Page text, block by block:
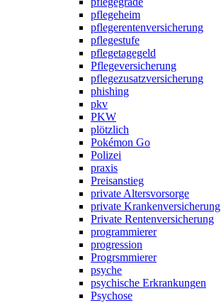
pflegeheim
pflegerentenversicherung
pflegestufe
pflegetagegeld
Pflegeversicherung
pflegezusatzversicherung
phishing
pkv
PKW
plötzlich
Pokémon Go
Polizei
praxis
Preisanstieg
private Altersvorsorge
private Krankenversicherung
Private Rentenversicherung
programmierer
progression
Progrsmmierer
psyche
psychische Erkrankungen
Psychose